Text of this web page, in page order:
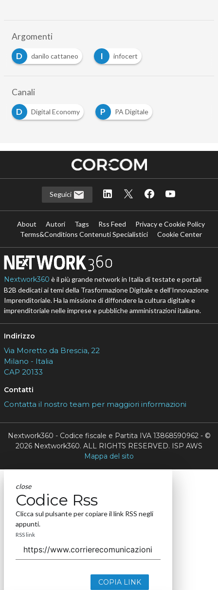
Argomenti
D
danilo cattaneo I infocert
Canali
D
Digital Economy P PA Digitale
Seguici
About Autori Tags Rss Feed
Privacy e Cookie Policy
Terms&Conditions Contenuti Specialistici
Cookie Center
Nextwork360 è il più grande network in Italia di testate e portali
B2B dedicati ai temi della Trasformazione Digitale e dell’Innovazione
Imprenditoriale. Ha la missione di diffondere la cultura digitale e
imprenditoriale nelle imprese e pubbliche amministrazioni italiane.
Indirizzo
Via Moretto da Brescia, 22
Milano - Italia
CAP 20133
Contatti
Contatta il nostro team per maggiori informazioni
Nextwork360 - Codice fiscale e Partita IVA 13868590962 - ©
2026 Nextwork360. ALL RIGHTS RESERVED. ISP AWS
Mappa del sito
close
Codice Rss
Clicca sul pulsante per copiare il link RSS negli
appunti.
RSS link
COPIA LINK